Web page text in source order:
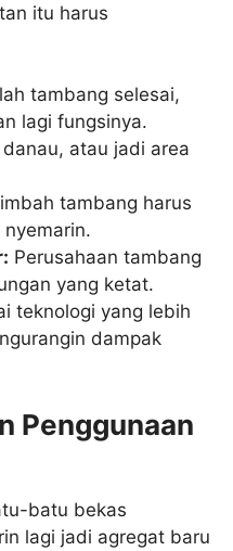
itu harus
tambang selesai,
lagi fungsinya.
atau jadi area
tambang harus
Perusahaan tambang
yang ketat.
teknologi yang lebih
dampak
Penggunaan
batu bekas
lagi jadi agregat baru